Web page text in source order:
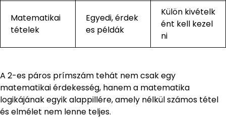
Matematikai
tételek
Egyedi, érdek
es példák
Külön kivételk
ént kell kezel
ni
A 2-es páros prímszám tehát nem csak egy
matematikai érdekesség, hanem a matematika
logikájának egyik alappillére, amely nélkül számos tétel
és elmélet nem lenne teljes.